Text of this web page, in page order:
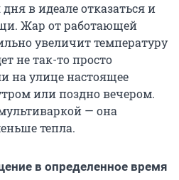
в идеале отказаться и
Жар от работающей
увеличит температуру
не так-то просто
на улице настоящее
или поздно вечером.
— она
тепла.
в определенное время